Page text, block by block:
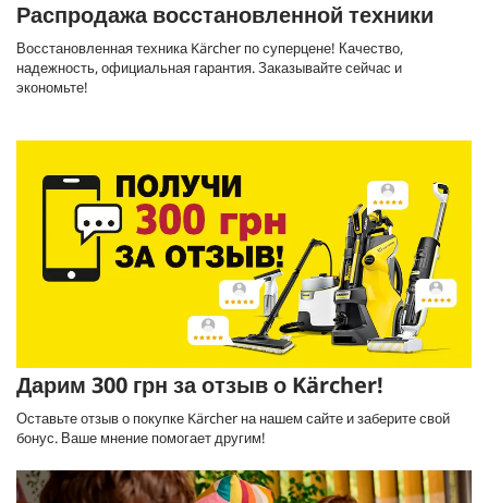
Распродажа восстановленной техники
Восстановленная техника Kärcher по суперцене! Качество,
надежность, официальная гарантия. Заказывайте сейчас и
экономьте!
Дарим 300 грн за отзыв о Kärcher!
Оставьте отзыв о покупке Kärcher на нашем сайте и заберите свой
бонус. Ваше мнение помогает другим!